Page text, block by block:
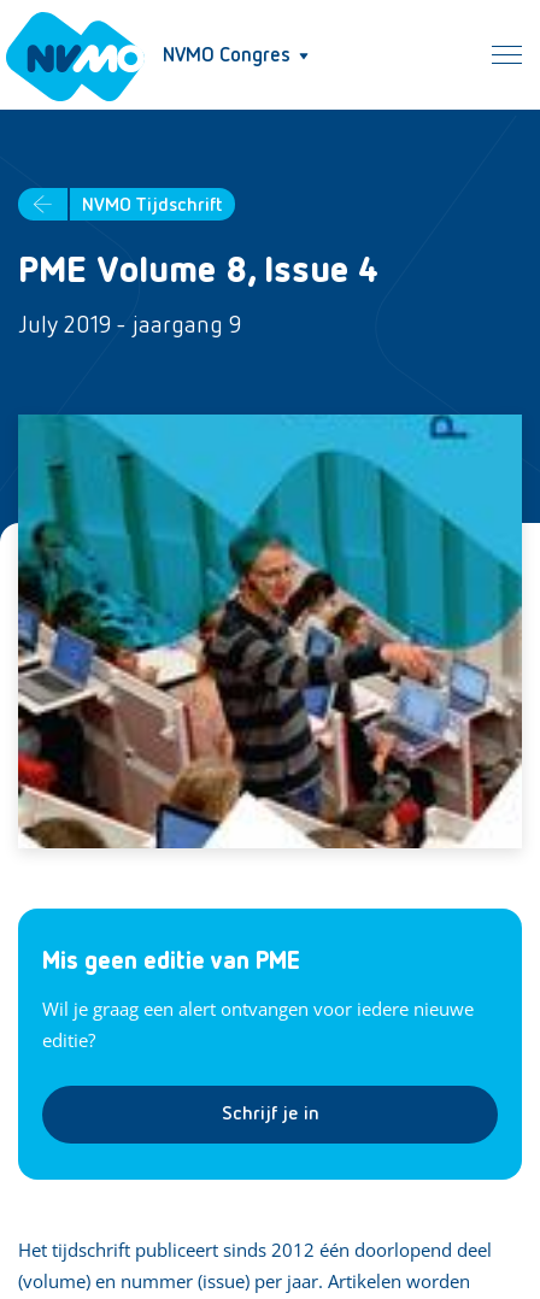
NVMO Congres
NVMO Tijdschrift
PME Volume 8, Issue 4
July 2019 - jaargang 9
Mis geen editie van PME
Wil je graag een alert ontvangen voor iedere nieuwe
editie?
Schrijf je in
Het tijdschrift publiceert sinds 2012 één doorlopend deel
(volume) en nummer (issue) per jaar. Artikelen worden